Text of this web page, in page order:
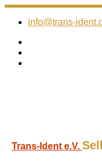
Zum
Inhalt
info@trans-
Trans-Ident e.V.